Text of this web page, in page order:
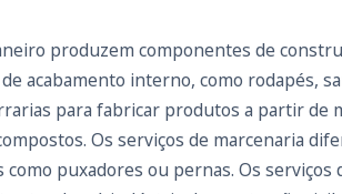
produzem componentes de
acabamento interno, como rodapés,
para fabricar produtos a partir de
Os serviços de marcenaria
puxadores ou pernas. Os serviços